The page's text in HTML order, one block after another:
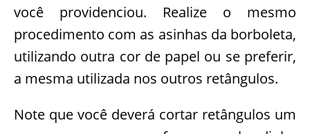
você providenciou. Realize o mesmo
procedimento com as asinhas da borboleta,
utilizando outra cor de papel ou se preferir,
a mesma utilizada nos outros retângulos.
Note que você deverá cortar retângulos um